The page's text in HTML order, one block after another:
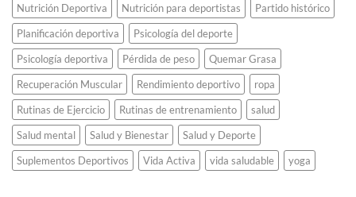
Nutrición Deportiva
Nutrición para deportistas
Partido histórico
Planificación deportiva
Psicología del deporte
Psicología deportiva
Pérdida de peso
Quemar Grasa
Recuperación Muscular
Rendimiento deportivo
ropa
Rutinas de Ejercicio
Rutinas de entrenamiento
salud
Salud mental
Salud y Bienestar
Salud y Deporte
Suplementos Deportivos
Vida Activa vida saludable yoga